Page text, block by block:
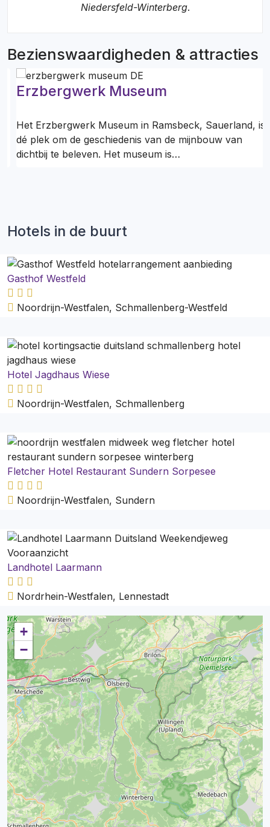
Niedersfeld-Winterberg.
Bezienswaardigheden & attracties
Erzbergwerk Museum
Het Erzbergwerk Museum in Ramsbeck, Sauerland, is
dé plek om de geschiedenis van de mijnbouw van
dichtbij te beleven. Het museum is…
Hotels in de buurt
Gasthof Westfeld
Noordrijn-Westfalen, Schmallenberg-Westfeld
Hotel Jagdhaus Wiese
Noordrijn-Westfalen, Schmallenberg
Fletcher Hotel Restaurant Sundern Sorpesee
Noordrijn-Westfalen, Sundern
Landhotel Laarmann
Nordrhein-Westfalen, Lennestadt
+
−